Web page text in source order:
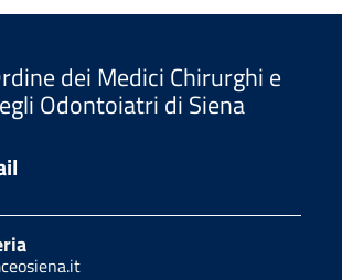
dei Medici Chirurghi e
Odontoiatri di Siena